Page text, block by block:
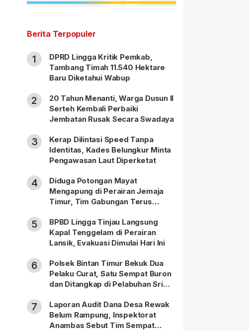
Berita Terpopuler
1
DPRD Lingga Kritik Pemkab,
Tambang Timah 11.540 Hektare
Baru Diketahui Wabup
2
20 Tahun Menanti, Warga Dusun II
Serteh Kembali Perbaiki
Jembatan Rusak Secara Swadaya
3
Kerap Dilintasi Speed Tanpa
Identitas, Kades Belungkur Minta
Pengawasan Laut Diperketat
4
Diduga Potongan Mayat
Mengapung di Perairan Jemaja
Timur, Tim Gabungan Terus
5
BPBD Lingga Tinjau Langsung
Kapal Tenggelam di Perairan
Lansik, Evakuasi Dimulai Hari Ini
6
Polsek Bintan Timur Bekuk Dua
Pelaku Curat, Satu Sempat Buron
dan Ditangkap di Pelabuhan Sri
7
Laporan Audit Dana Desa Rewak
Belum Rampung, Inspektorat
Anambas Sebut Tim Sempat